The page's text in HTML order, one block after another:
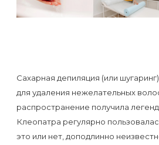
Сахарная депиляция (или
для удаления нежелательных
распространение получила
Клеопатра регулярно
это или нет, доподлинно